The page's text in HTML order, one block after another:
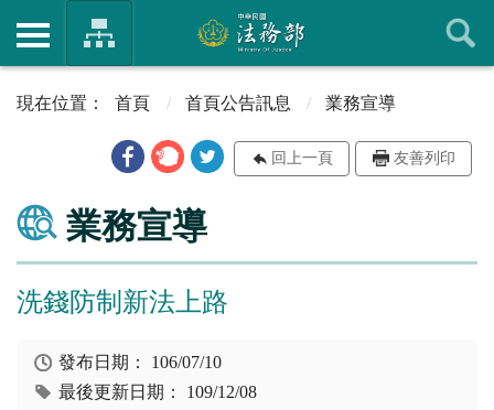
首頁 首頁公告訊息 業務宣導
回上一頁 友善列印
業務宣導
洗錢防制新法上路
發布日期： 106/07/10
最後更新日期： 109/12/08